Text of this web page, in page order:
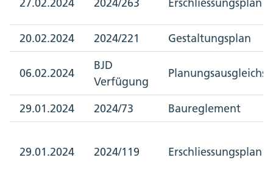
27.02.2024 2024/263 Erschliessungsplan
20.02.2024 2024/221 Gestaltungsplan
06.02.2024
BJD
Verfügung
29.01.2024 2024/73 Baureglement
29.01.2024 2024/119 Erschliessungsplan